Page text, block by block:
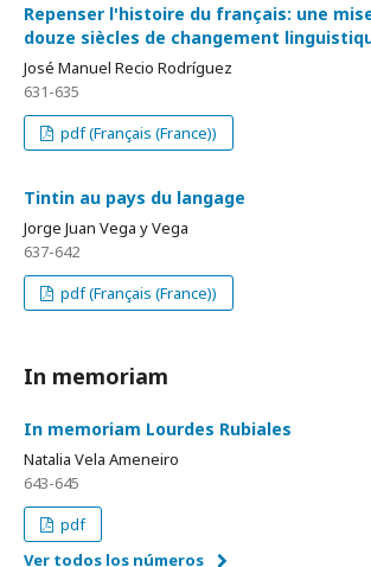
Repenser l'histoire du français: une
douze siècles de changement
José Manuel Recio Rodríguez
631-635
pdf (Français (France))
Tintin au pays du langage
Jorge Juan Vega y Vega
637-642
pdf (Français (France))
In memoriam
In memoriam Lourdes Rubiales
Natalia Vela Ameneiro
643-645
pdf
Ver todos los números